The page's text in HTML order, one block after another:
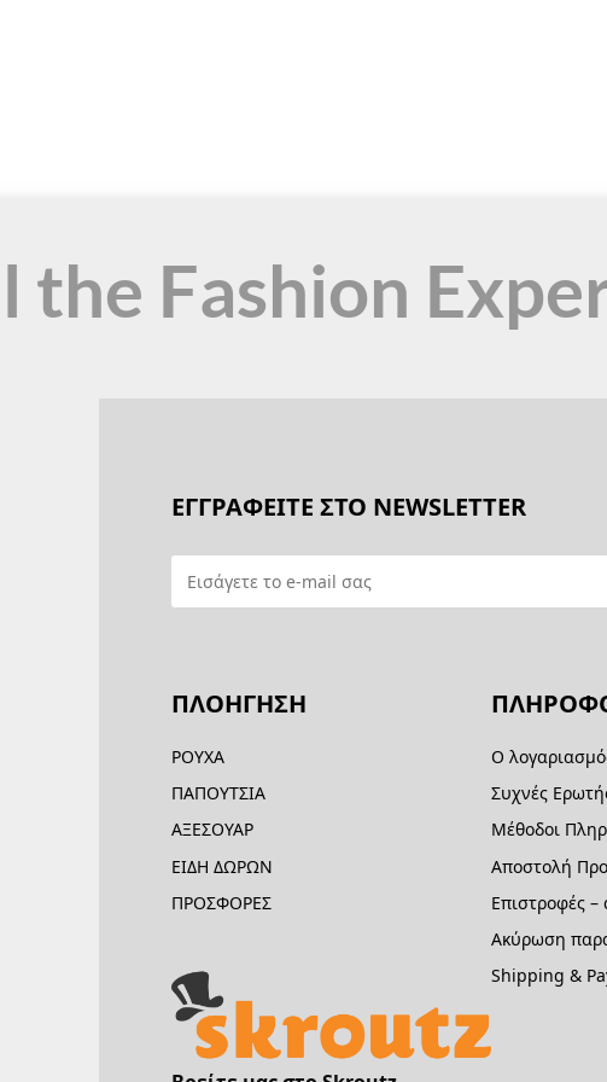
the Fashion
ΕΓΓΡΑΦΕΙΤΕ ΣΤΟ NEWSLETTER
ΠΛΟΗΓΗΣΗ
ΡΟΥΧΑ
ΠΑΠΟΥΤΣΙΑ
ΑΞΕΣΟΥΑΡ
ΕΙΔΗ ΔΩΡΩΝ
ΠΡΟΣΦΟΡΕΣ
Ο
Συχνές
Μέθοδοι
Αποστολή
Επιστροφές –
Ακύρωση
Shipping &